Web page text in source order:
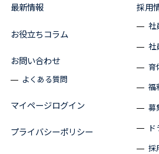
最新情報
お役立ちコラム
お問い合わせ
よくある質問
マイページログイン
プライバシーポリシー
採用
社
社
育
福
募
採